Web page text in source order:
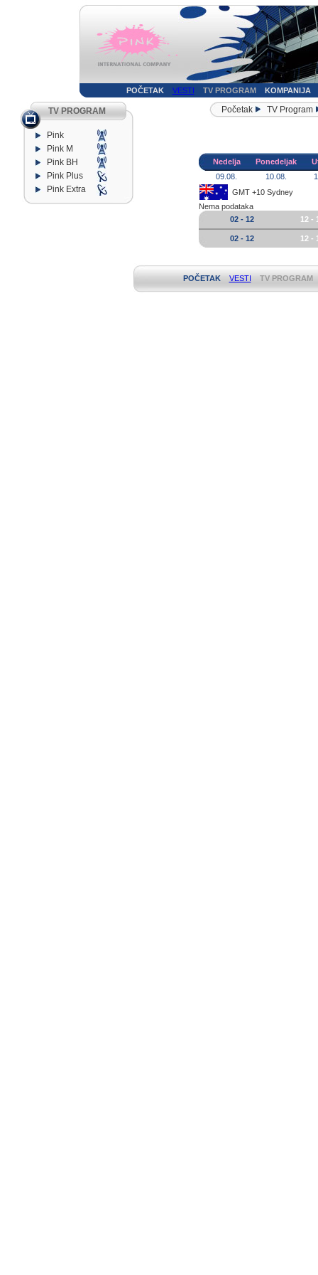
POČETAK VESTI TV PROGRAM KOMPANIJA
TV PROGRAM
Pink
Pink M
Pink BH
Pink Plus
Pink Extra
Početak TV Program
Nedelja Ponedeljak
09.08.
10.08.
GMT +10 Sydney
Nema podataka
02 - 12
12 -
02 - 12 12 -
POČETAK VESTI TV PROGRAM